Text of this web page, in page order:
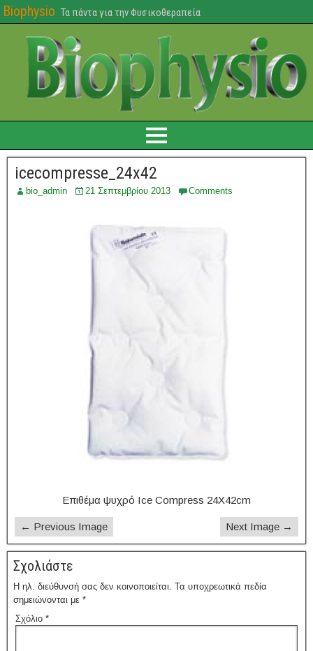
Biophysio Τα πάντα για την Φυσικοθεραπεία
icecompresse_24x42
bio_admin 21 Σεπτεμβρίου 2013 Comments
Επιθέμα ψυχρό Ice Compress 24X42cm
← Previous Image Next Image →
Σχολιάστε
Η ηλ. διεύθυνσή σας δεν κοινοποιείται. Τα υποχρεωτικά πεδία
σημειώνονται με *
Σχόλιο *